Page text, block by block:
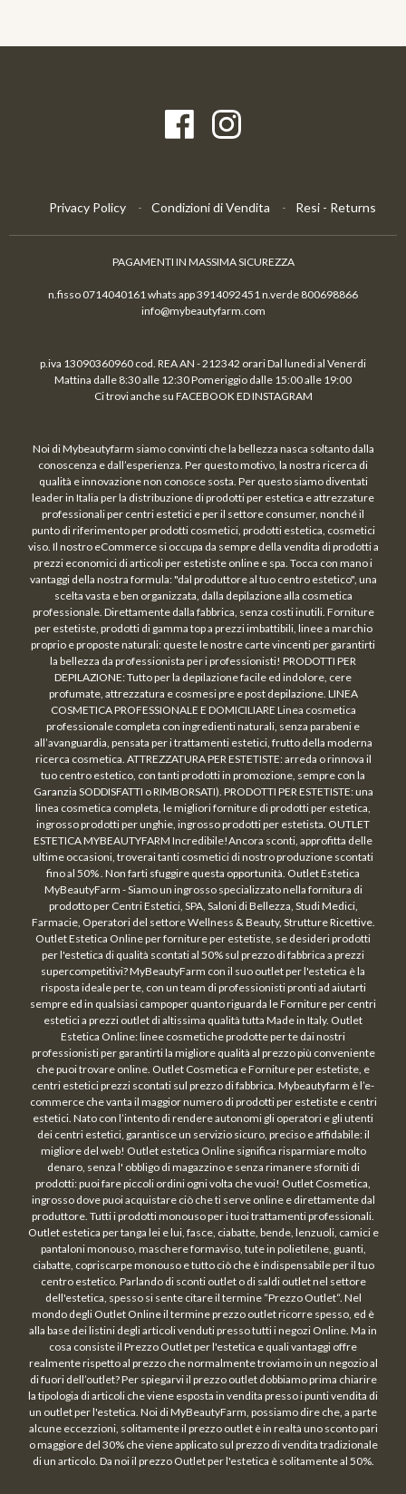
Privacy Policy Condizioni di Vendita Resi - Returns
PAGAMENTI IN MASSIMA SICUREZZA
n.fisso 0714040161 whats app 3914092451 n.verde 800698866
info@mybeautyfarm.com
p.iva 13090360960 cod. REA AN - 212342 orari Dal lunedi al Venerdi
Mattina dalle 8:30 alle 12:30 Pomeriggio dalle 15:00 alle 19:00
Ci trovi anche su FACEBOOK ED INSTAGRAM
Noi di Mybeautyfarm siamo convinti che la bellezza nasca soltanto dalla
conoscenza e dall’esperienza. Per questo motivo, la nostra ricerca di
qualità e innovazione non conosce sosta. Per questo siamo diventati
leader in Italia per la distribuzione di prodotti per estetica e attrezzature
professionali per centri estetici e per il settore consumer, nonché il
punto di riferimento per prodotti cosmetici, prodotti estetica, cosmetici
viso. Il nostro eCommerce si occupa da sempre della vendita di prodotti a
prezzi economici di articoli per estetiste online e spa. Tocca con mano i
vantaggi della nostra formula: "dal produttore al tuo centro estetico", una
scelta vasta e ben organizzata, dalla depilazione alla cosmetica
professionale. Direttamente dalla fabbrica, senza costi inutili. Forniture
per estetiste, prodotti di gamma top a prezzi imbattibili, linee a marchio
proprio e proposte naturali: queste le nostre carte vincenti per garantirti
la bellezza da professionista per i professionisti! PRODOTTI PER
DEPILAZIONE: Tutto per la depilazione facile ed indolore, cere
profumate, attrezzatura e cosmesi pre e post depilazione. LINEA
COSMETICA PROFESSIONALE E DOMICILIARE Linea cosmetica
professionale completa con ingredienti naturali, senza parabeni e
all’avanguardia, pensata per i trattamenti estetici, frutto della moderna
ricerca cosmetica. ATTREZZATURA PER ESTETISTE: arreda o rinnova il
tuo centro estetico, con tanti prodotti in promozione, sempre con la
Garanzia SODDISFATTI o RIMBORSATI). PRODOTTI PER ESTETISTE: una
linea cosmetica completa, le migliori forniture di prodotti per estetica,
ingrosso prodotti per unghie, ingrosso prodotti per estetista. OUTLET
ESTETICA MYBEAUTYFARM Incredibile!Ancora sconti, approfitta delle
ultime occasioni, troverai tanti cosmetici di nostro produzione scontati
fino al 50% . Non farti sfuggire questa opportunità. Outlet Estetica
MyBeautyFarm - Siamo un ingrosso specializzato nella fornitura di
prodotto per Centri Estetici, SPA, Saloni di Bellezza, Studi Medici,
Farmacie, Operatori del settore Wellness & Beauty, Strutture Ricettive.
Outlet Estetica Online per forniture per estetiste, se desideri prodotti
per l'estetica di qualità scontati al 50% sul prezzo di fabbrica a prezzi
supercompetitivi? MyBeautyFarm con il suo outlet per l'estetica è la
risposta ideale per te, con un team di professionisti pronti ad aiutarti
sempre ed in qualsiasi campoper quanto riguarda le Forniture per centri
estetici a prezzi outlet di altissima qualità tutta Made in Italy. Outlet
Estetica Online: linee cosmetiche prodotte per te dai nostri
professionisti per garantirti la migliore qualità al prezzo più conveniente
che puoi trovare online. Outlet Cosmetica e Forniture per estetiste, e
centri estetici prezzi scontati sul prezzo di fabbrica. Mybeautyfarm è l’e-
commerce che vanta il maggior numero di prodotti per estetiste e centri
estetici. Nato con l’intento di rendere autonomi gli operatori e gli utenti
dei centri estetici, garantisce un servizio sicuro, preciso e affidabile: il
migliore del web! Outlet estetica Online significa risparmiare molto
denaro, senza l' obbligo di magazzino e senza rimanere sforniti di
prodotti: puoi fare piccoli ordini ogni volta che vuoi! Outlet Cosmetica,
ingrosso dove puoi acquistare ciò che ti serve online e direttamente dal
produttore. Tutti i prodotti monouso per i tuoi trattamenti professionali.
Outlet estetica per tanga lei e lui, fasce, ciabatte, bende, lenzuoli, camici e
pantaloni monouso, maschere formaviso, tute in polietilene, guanti,
ciabatte, copriscarpe monouso e tutto ciò che è indispensabile per il tuo
centro estetico. Parlando di sconti outlet o di saldi outlet nel settore
dell'estetica, spesso si sente citare il termine “Prezzo Outlet“. Nel
mondo degli Outlet Online il termine prezzo outlet ricorre spesso, ed è
alla base dei listini degli articoli venduti presso tutti i negozi Online. Ma in
cosa consiste il Prezzo Outlet per l'estetica e quali vantaggi offre
realmente rispetto al prezzo che normalmente troviamo in un negozio al
di fuori dell’outlet? Per spiegarvi il prezzo outlet dobbiamo prima chiarire
la tipologia di articoli che viene esposta in vendita presso i punti vendita di
un outlet per l'estetica. Noi di MyBeautyFarm, possiamo dire che, a parte
alcune eccezzioni, solitamente il prezzo outlet è in realtà uno sconto pari
o maggiore del 30% che viene applicato sul prezzo di vendita tradizionale
di un articolo. Da noi il prezzo Outlet per l'estetica è solitamente al 50%.